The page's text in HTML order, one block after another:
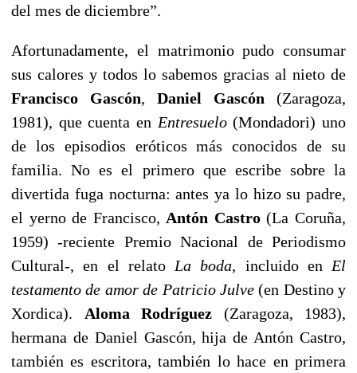
del mes de diciembre”.
Afortunadamente, el matrimonio pudo consumar
sus calores y todos lo sabemos gracias al nieto de
Francisco Gascón, Daniel Gascón (Zaragoza,
1981), que cuenta en Entresuelo(Mondadori) uno
de los episodios eróticos más conocidos de su
familia. No es el primero que escribe sobre la
divertida fuga nocturna: antes ya lo hizo su padre,
el yerno de Francisco, Antón Castro(La Coruña,
1959) -reciente Premio Nacional de Periodismo
Cultural-, en el relato La boda, incluido en El
testamento de amor de Patricio Julve(en Destino y
Xordica). Aloma Rodríguez (Zaragoza, 1983),
hermana de Daniel Gascón, hija de Antón Castro,
también es escritora, también lo hace en primera